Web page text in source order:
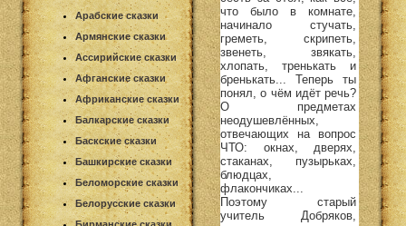
Арабские сказки
Армянские сказки
Ассирийские сказки
Афганские сказки
Африканские сказки
Балкарские сказки
Баскские сказки
Башкирские сказки
Беломорские сказки
Белорусские сказки
что было в комнате,
начинало стучать,
греметь, скрипеть,
звенеть, звякать,
хлопать, тренькать и
бренькать... Теперь ты
понял, о чём идёт речь?
О предметах
неодушевлённых,
отвечающих на вопрос
ЧТО: окнах, дверях,
стаканах, пузырьках,
блюдцах,
флакончиках...
Поэтому старый
учитель Добряков,